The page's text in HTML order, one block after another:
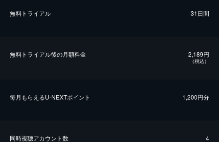
無料トライアル 31日間
無料トライアル後の⽉額料金 2,189円
（税込）
毎⽉もらえるU-NEXTポイント 1,200円分
同時視聴アカウント数 4